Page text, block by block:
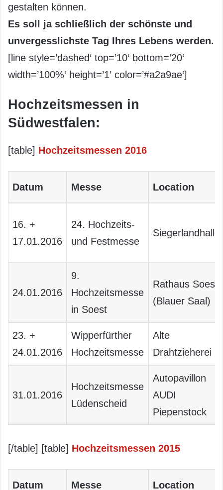
gestalten können.
Es soll ja schließlich der schönste und
unvergesslichste Tag Ihres Lebens werden.
[line style=’dashed‘ top=’10‘ bottom=’20‘
width=’100%‘ height=’1′ color=’#a2a9ae‘]
Hochzeitsmessen in
Südwestfalen:
[table] Hochzeitsmessen 2016
Datum Messe Location
16. +
17.01.2016
24. Hochzeits-
und Festmesse
Siegerlandhalle
24.01.2016
9.
Hochzeitsmesse
in Soest
Rathaus Soest
(Blauer Saal)
23. +
24.01.2016
Wipperfürther
Hochzeitsmesse
Alte
Drahtzieherei
31.01.2016
Hochzeitsmesse
Lüdenscheid
Autopavillon
AUDI
Piepenstock
[/table] [table] Hochzeitsmessen 2015
Datum Messe Location